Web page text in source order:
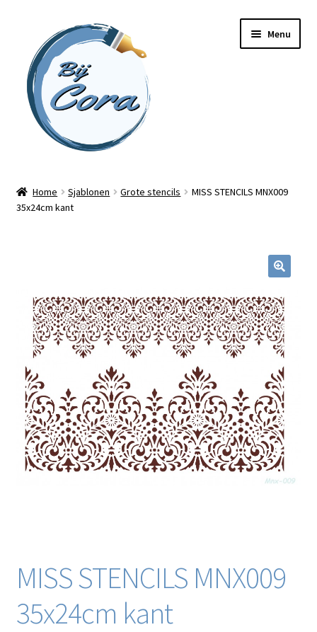
naar
navigatie
inhoud
Menu
Workshops
Blog / DIY / Tutorials
Over mij
Contact
Home Sjablonen Grote stencils
MISS STENCILS MNX009
35x24cm kant
MISS STENCILS MNX009
35x24cm kant